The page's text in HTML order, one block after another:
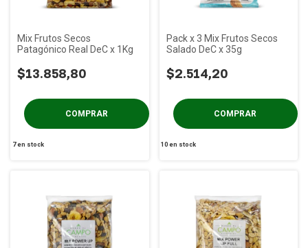
Mix Frutos Secos
Patagónico Real DeC x 1Kg
$13.858,80
7en stock
Pack x 3 Mix Frutos Secos
Salado DeC x 35g
$2.514,20
10 en stock